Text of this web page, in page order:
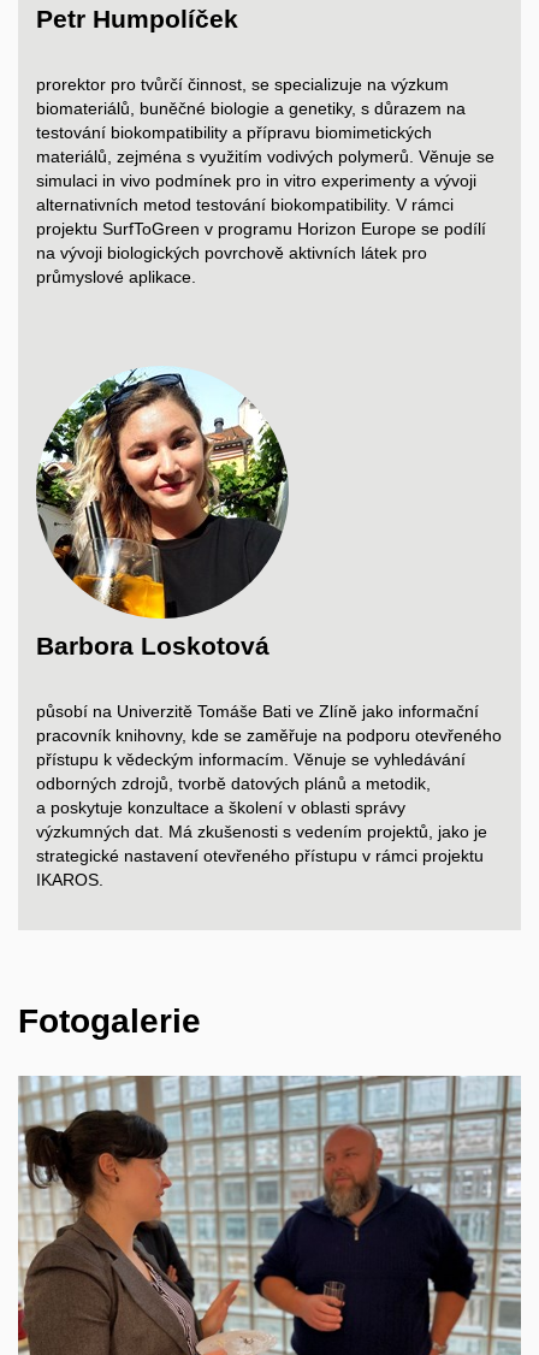
Petr Humpolíček
prorektor pro tvůrčí činnost, se specializuje na výzkum
biomateriálů, buněčné biologie a genetiky, s důrazem na
testování biokompatibility a přípravu biomimetických
materiálů, zejména s využitím vodivých polymerů. Věnuje se
simulaci in vivo podmínek pro in vitro experimenty a vývoji
alternativních metod testování biokompatibility. V rámci
projektu SurfToGreen v programu Horizon Europe se podílí
na vývoji biologických povrchově aktivních látek pro
průmyslové aplikace.
Barbora Loskotová
působí na Univerzitě Tomáše Bati ve Zlíně jako informační
pracovník knihovny, kde se zaměřuje na podporu otevřeného
přístupu k vědeckým informacím. Věnuje se vyhledávání
odborných zdrojů, tvorbě datových plánů a metodik,
a poskytuje konzultace a školení v oblasti správy
výzkumných dat. Má zkušenosti s vedením projektů, jako je
strategické nastavení otevřeného přístupu v rámci projektu
IKAROS.
Fotogalerie